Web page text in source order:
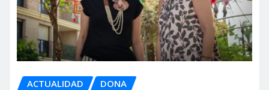
ACTUALIDAD DONA